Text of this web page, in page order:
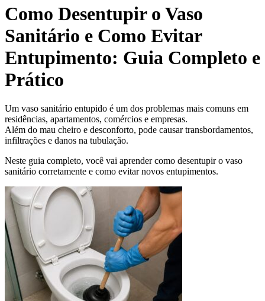
Como Desentupir o Vaso
Sanitário e Como Evitar
Entupimento: Guia Completo e
Prático
Um vaso sanitário entupido é um dos problemas mais comuns em
residências, apartamentos, comércios e empresas.
Além do mau cheiro e desconforto, pode causar transbordamentos,
infiltrações e danos na tubulação.
Neste guia completo, você vai aprender como desentupir o vaso
sanitário corretamente e como evitar novos entupimentos.